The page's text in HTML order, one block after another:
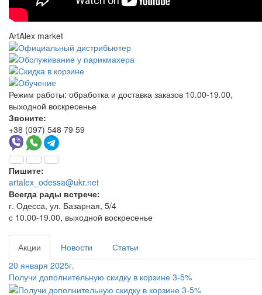
ArtAlex market
Режим работы: обработка и доставка заказов 10.00-19.00,
выходной воскресенье
Звоните:
+38 (097) 548 79 59
Пишите:
artalex_odessa@ukr.net
Всегда рады встрече:
г. Одесса, ул. Базарная, 5/4
с 10.00-19.00, выходной воскресенье
Акции Новости
Статьи
20 января 2025г.
Получи дополнительную скидку в корзине 3-5%